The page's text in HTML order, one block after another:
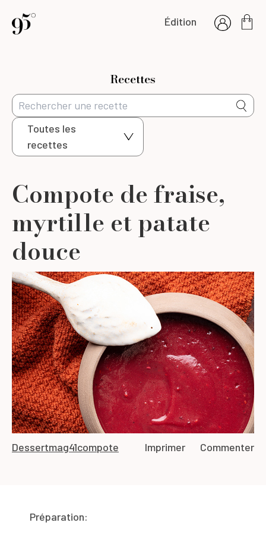
Édition
Recettes
Toutes les
recettes
Compote de fraise,
myrtille et patate
douce
Dessertmag41compote Imprimer Commenter
Préparation: